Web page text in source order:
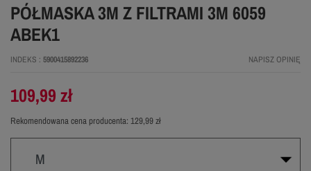
PÓŁMASKA 3M Z FILTRAMI 3M 6059
ABEK1
INDEKS 5900415892236 NAPISZ OPINIĘ
Rekomendowana cena producenta: 129,99 zł
109,99 zł
M